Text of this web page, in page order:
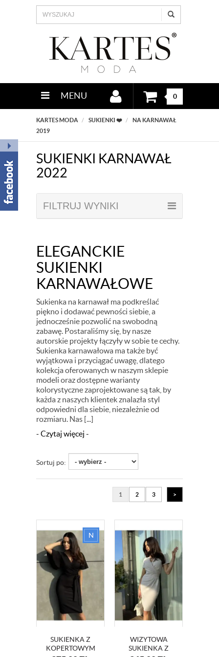
MENU 0
KARTES MODA SUKIENKI ❤️
NA KARNAWAŁ
2019
SUKIENKI KARNAWAŁ
2022
FILTRUJ WYNIKI
ELEGANCKIE
SUKIENKI
KARNAWAŁOWE
Sukienka na karnawał ma podkreślać
piękno i dodawać pewności siebie, a
jednocześnie pozwolić na swobodną
zabawę. Postaraliśmy się, by nasze
autorskie projekty łączyły w sobie te cechy.
Sukienka karnawałowa ma także być
wyjątkowa i przyciągać uwagę, dlatego
kolekcja oferowanych w naszym sklepie
modeli oraz dostępne warianty
kolorystyczne zaprojektowane są tak, by
każda z naszych klientek znalazła styl
odpowiedni dla siebie, niezależnie od
rozmiaru. Nas [...]
- Czytaj więcej -
Sortuj po:
1 2 3 >
SUKIENKA Z
KOPERTOWYM
WIZYTOWA
SUKIENKA Z